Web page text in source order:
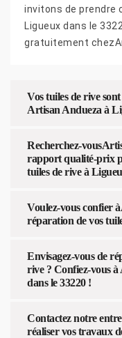
invitons de prendre
Ligueux dans le
gratuitement
Vos tuiles de rive sont
Artisan Andueza à
Recherchez-
rapport qualité-prix
tuiles de rive à
Voulez-vous confier
réparation de vos
Envisagez-vous de
rive ? Confiez-vous
dans le 33220 !
Contactez notre
réaliser vos travaux